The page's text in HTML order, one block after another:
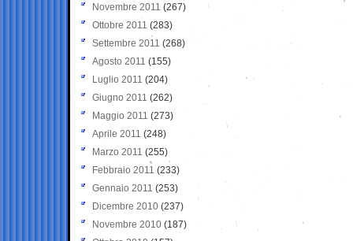
Novembre 2011 (267)
Ottobre 2011 (283)
Settembre 2011 (268)
Agosto 2011 (155)
Luglio 2011 (204)
Giugno 2011 (262)
Maggio 2011 (273)
Aprile 2011 (248)
Marzo 2011 (255)
Febbraio 2011 (233)
Gennaio 2011 (253)
Dicembre 2010 (237)
Novembre 2010 (187)